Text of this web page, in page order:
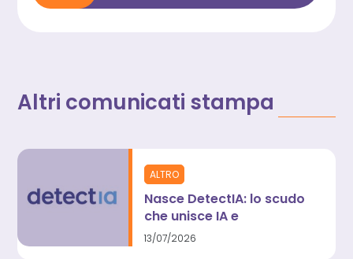
Altri comunicati stampa
ALTRO
Nasce DetectIA: lo scudo
che unisce IA e
investigazioni umane
13/07/2026